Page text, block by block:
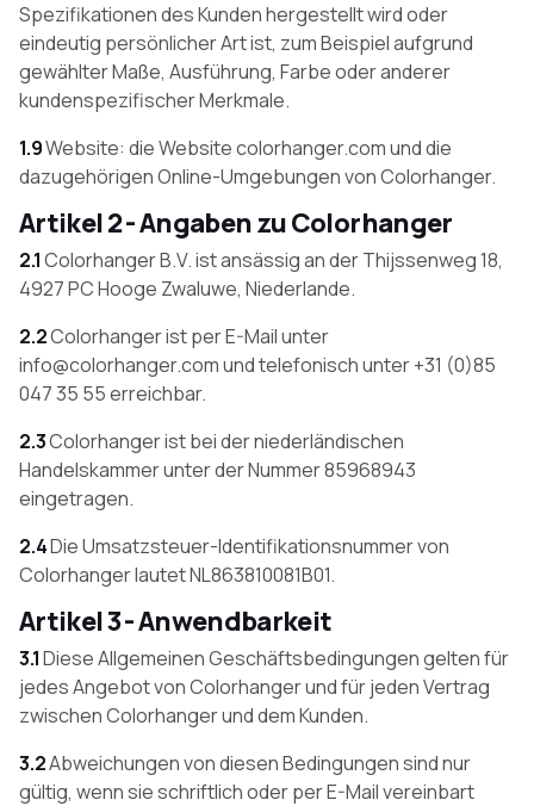
Spezifikationen des Kunden hergestellt wird oder
eindeutig persönlicher Art ist, zum Beispiel aufgrund
gewählter Maße, Ausführung, Farbe oder anderer
kundenspezifischer Merkmale.
1.9Website: die Website colorhanger.com und die
dazugehörigen Online-Umgebungen von Colorhanger.
Artikel 2 - Angaben zu Colorhanger
2.1Colorhanger B.V. ist ansässig an der Thijssenweg 18,
4927 PC Hooge Zwaluwe, Niederlande.
2.2Colorhanger ist per E-Mail unter
info@colorhanger.com und telefonisch unter +31 (0)85
047 35 55 erreichbar.
2.3Colorhanger ist bei der niederländischen
Handelskammer unter der Nummer 85968943
eingetragen.
2.4Die Umsatzsteuer-Identifikationsnummer von
Colorhanger lautet NL863810081B01.
Artikel 3 - Anwendbarkeit
3.1Diese Allgemeinen Geschäftsbedingungen gelten für
jedes Angebot von Colorhanger und für jeden Vertrag
zwischen Colorhanger und dem Kunden.
3.2Abweichungen von diesen Bedingungen sind nur
gültig, wenn sie schriftlich oder per E-Mail vereinbart